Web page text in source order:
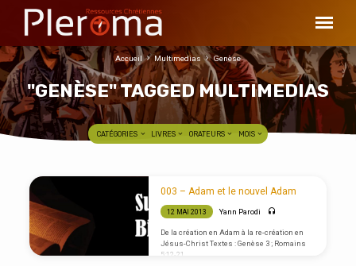
"GENÈSE" TAGGED MULTIMEDIAS
Accueil Multimedias Genèse
CATÉGORIES LIVRES ORATEURS MOIS
"GENÈSE"
TAGGED
MULTIMEDIAS
003 – Adam et le nouvel Adam
12 MAI 2013 Yann Parodi
De la création en Adam à la re-création en
Jésus-Christ Textes : Genèse 3 ; Romains
5:12-21